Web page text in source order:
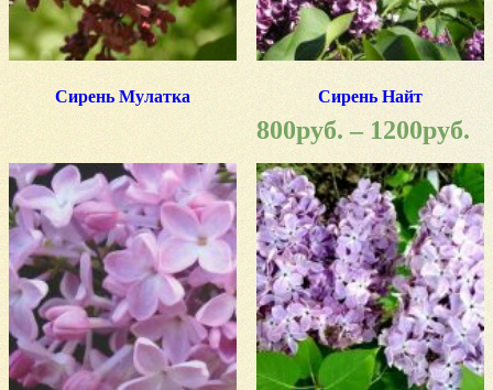
Сирень Мулатка Сирень Найт
800руб. – 1200руб.